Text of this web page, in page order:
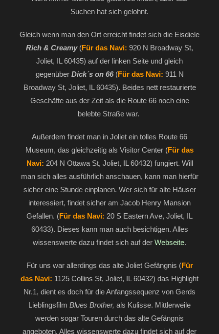
Suchen hat sich gelohnt.
Gleich wenn man den Ort erreicht findet sich die Eisdiele
Rich & Creamy(Für das Navi: 920 N Broadway St,
Joliet, IL 60435) auf der linken Seite und gleich
gegenüber Dick´s on 66 (Für das Navi: 911 N
Broadway St, Joliet, IL 60435). Beides nett restaurierte
Geschäfte aus der Zeit als die Route 66 noch eine
belebte Straße war.
Außerdem findet man in Joliet ein tolles Route 66
Museum, das gleichzeitig als Visitor Center (Für das
Navi: 204 N Ottawa St, Joliet, IL 60432) fungiert. Will
man sich alles ausführlich anschauen, kann man hierfür
sicher eine Stunde einplanen. Wer sich für alte Häuser
interessiert, findet sicher am Jacob Henry Mansion
Gefallen. (Für das Navi: 20 S Eastern Ave, Joliet, IL
60433). Dieses kann man auch besichtigen. Alles
wissenswerte dazu findet sich auf der Webseite.
Für uns war allerdings das alte Joliet Gefängnis (Für
das Navi: 1125 Collins St, Joliet, IL 60432) das Highlight
Nr.1, dient es doch für die Anfangssequenz von Gerds
Lieblingsfilm Blues Brother, als Kulisse. Mittlerweile
werden sogar Touren durch das alte Gefängnis
angeboten. Alles wissenswerte dazu findet sich auf der